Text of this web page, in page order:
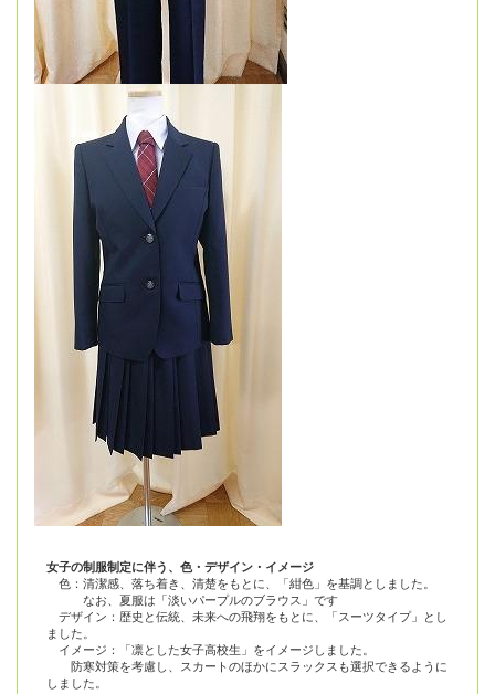
女子の制服制定に伴う、色・デザイン・イメージ
色：清潔感、落ち着き、清楚をもとに、「紺色」を基調としました。
なお、夏服は「淡いパープルのブラウス」です
デザイン：歴史と伝統、未来への飛翔をもとに、「スーツタイプ」とし
ました。
イメージ：「凛とした女子高校生」をイメージしました。
防寒対策を考慮し、スカートのほかにスラックスも選択できるように
しました。